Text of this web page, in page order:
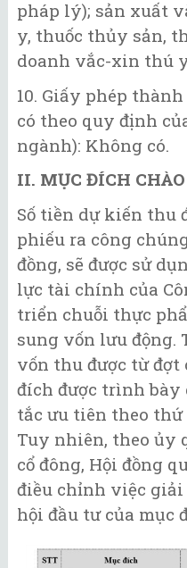
pháp lý); sản xuất
y, thuốc thủy sản,
doanh vắc-xin thú
10. Giấy phép
có theo quy định
ngành): Không có.
II. MỤC ĐÍCH
Số tiền dự kiến thu
phiếu ra công
đồng, sẽ được sử
lực tài chính của
triển chuỗi thực
sung vốn lưu động.
vốn thu được từ đợt
đích được trình bày
tắc ưu tiên theo
Tuy nhiên, theo ủy
cổ đông, Hội đồng
điều chỉnh việc
hội đầu tư của mục